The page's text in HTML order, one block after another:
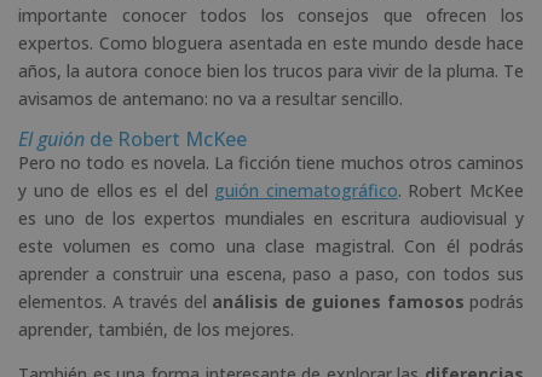
importante conocer todos los consejos que ofrecen los
expertos. Como bloguera asentada en este mundo desde hace
años, la autora conoce bien los trucos para vivir de la pluma. Te
avisamos de antemano: no va a resultar sencillo.
El guión de Robert McKee
Pero no todo es novela. La ficción tiene muchos otros caminos
y uno de ellos es el del guión cinematográfico. Robert McKee
es uno de los expertos mundiales en escritura audiovisual y
este volumen es como una clase magistral. Con él podrás
aprender a construir una escena, paso a paso, con todos sus
elementos. A través del análisis de guiones famosos podrás
aprender, también, de los mejores.